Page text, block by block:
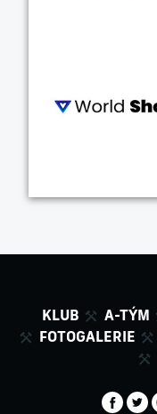
KLUB A-TÝM
FOTOGALERIE